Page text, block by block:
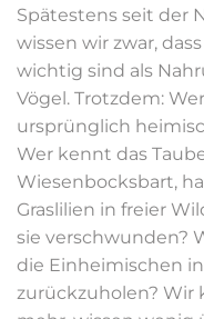
Spätestens seit der
wissen wir zwar,
wichtig sind als
Vögel. Trotzdem:
ursprünglich
Wer kennt das
Wiesenbocksbart,
Graslilien in freier
sie verschwunden?
die Einheimischen
zurückzuholen? Wir